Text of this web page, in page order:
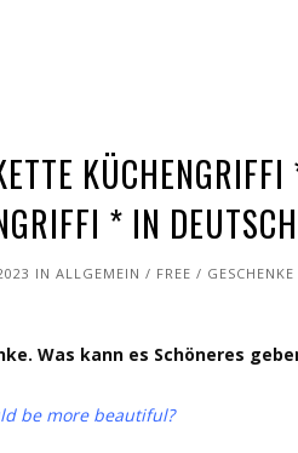
* IN
IN ALLGEMEIN / FREE /
Was kann es Schöneres
be more beautiful?